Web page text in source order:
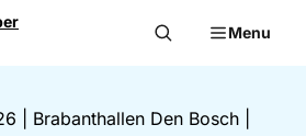
Menu
Brabanthallen Den Bosch